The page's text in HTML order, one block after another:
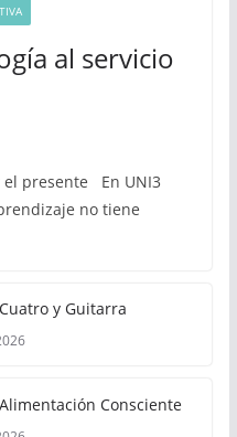
al servicio
el presente En UNI3
no tiene
y Guitarra
Consciente